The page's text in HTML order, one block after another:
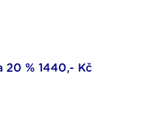
20 % 1440,- Kč